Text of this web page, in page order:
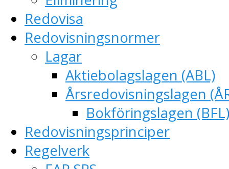
Redovisa
Redovisningsnormer
Lagar
Aktiebolagslagen (ABL)
Årsredovisningslagen
Bokföringslagen (BFL)
Redovisningsprinciper
Regelverk